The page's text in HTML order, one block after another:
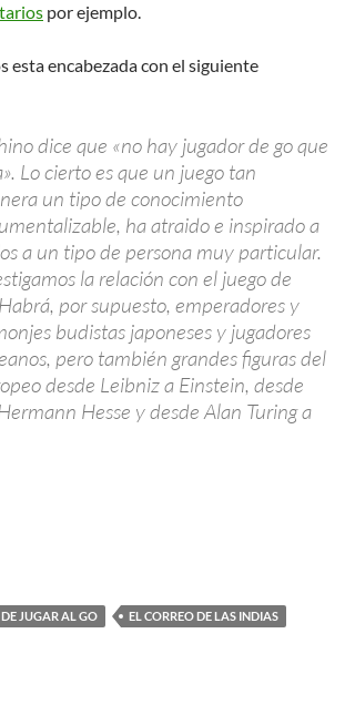
por ejemplo.
esta encabezada con el siguiente
dice que «no hay jugador de go que
Lo cierto es que un juego tan
un tipo de conocimiento
ha atraido e inspirado a
a un tipo de persona muy particular.
la relación con el juego de
por supuesto, emperadores y
budistas japoneses y jugadores
pero también grandes figuras del
desde Leibniz a Einstein, desde
Hesse y desde Alan Turing a
JUGAR AL GO
EL CORREO DE LAS INDIAS